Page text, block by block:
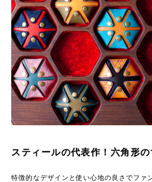
スティールの代表作！六角形
特徴的なデザインと使い心地の良さでファ